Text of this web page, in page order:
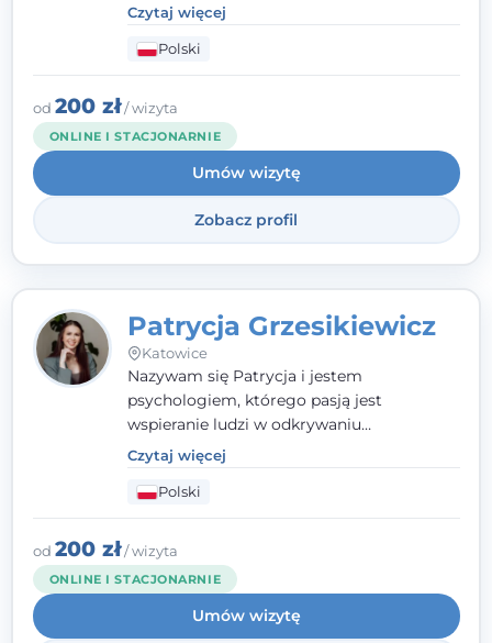
par, małżeństw i rodzin. Patrzę na
człowieka całościowo - w kontekście jego
relacji z rodziną, pracą i otoczeniem - i
opieram współpracę na Twoich mocnych
stronach.
Czytaj więcej
Polski
od 200 zł/ wizyta
ONLINE I STACJONARNIE
Umów wizytę
Zobacz profil
Patrycja Grzesikiewicz
Katowice
Nazywam się Patrycja i jestem
psychologiem, którego pasją jest
wspieranie ludzi w odkrywaniu
wewnętrznej siły i radzeniu sobie z
codziennymi trudnościami. Pracuję w
nurcie poznawczo-behawioralnym, oferując
indywidualne podejście pełne empatii,
zaufania i wsparcia. Jeśli masz za sobą
trudny czas, jestem tutaj dla Ciebie.
Czytaj więcej
Polski
od 200 zł/ wizyta
ONLINE I STACJONARNIE
Umów wizytę